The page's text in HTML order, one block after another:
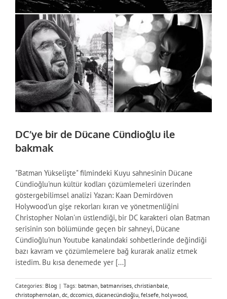
DC’ye bir de Dücane Cündioğlu ile
bakmak
"Batman Yükselişte" filmindeki Kuyu sahnesinin Dücane
Cündioğlu'nun kültür kodları çözümlemeleri üzerinden
göstergebilimsel analizi Yazan: Kaan Demirdöven
Holywood'un gişe rekorları kıran ve yönetmenliğini
Christopher Nolan'ın üstlendiği, bir DC karakteri olan Batman
serisinin son bölümünde geçen bir sahneyi, Dücane
Cündioğlu'nun Youtube kanalındaki sohbetlerinde değindiği
bazı kavram ve çözümlemelere bağ kurarak analiz etmek
istedim. Bu kısa denemede yer [...]
Categories: Blog | Tags: batman batmanrises christianbale
christophernolan dc dccomics dücanecündioğlu felsefe holywood